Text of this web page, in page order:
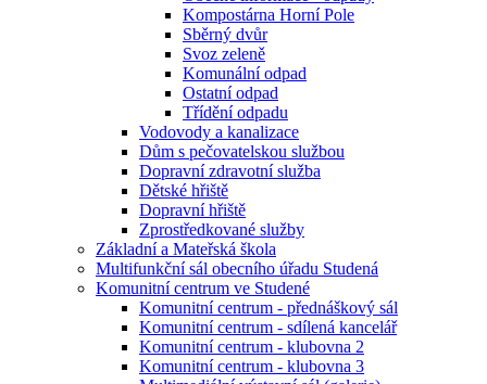
Kompostárna Horní Pole
Sběrný dvůr
Svoz zeleně
Komunální odpad
Ostatní odpad
Třídění odpadu
Vodovody a kanalizace
Dům s pečovatelskou službou
Dopravní zdravotní služba
Dětské hřiště
Dopravní hřiště
Zprostředkované služby
Základní a Mateřská škola
Multifunkční sál obecního úřadu Studená
Komunitní centrum ve Studené
Komunitní centrum - přednáškový sál
Komunitní centrum - sdílená kancelář
Komunitní centrum - klubovna 2
Komunitní centrum - klubovna 3